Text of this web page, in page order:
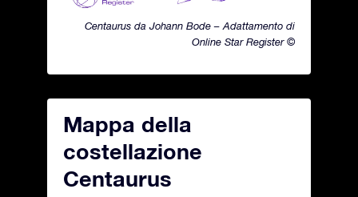
Centaurus da Johann Bode – Adattamento di
Online Star Register ©
Mappa della
costellazione
Centaurus